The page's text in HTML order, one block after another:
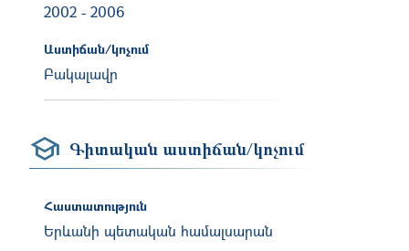
2002 - 2006
Աստիճան/կոչում
Բակալավր
Գիտական աստիճան/կոչում
Հաստատություն
Երևանի պետական համալսարան